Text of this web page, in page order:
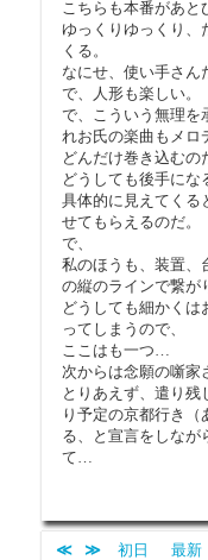
こちらも本番があと
ゆっくりゆっくり、
くる。
なにせ、使い手さん
で、人形も楽しい。
で、こういう無理を
れお氏の楽曲もメ
どんだけ巻き込むの
どうしても後手に
具体的に見えてくる
せてもらえるのだ。
で、
私のほうも、装置、
の縦のラインで繋が
どうしても細かく
ってしまうので、
ここはも一つ…
次からは念願の噺家
とりあえず、遣り
り予定の京都行き
る、と宣言をしなが
て…
≪ ≫ 初日 最新